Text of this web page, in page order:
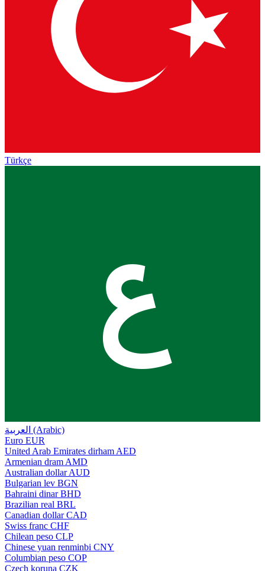
Türkçe
ع
العربية (Arabic)
Euro EUR
United Arab Emirates dirham AED
Armenian dram AMD
Australian dollar AUD
Bulgarian lev BGN
Bahraini dinar BHD
Brazilian real BRL
Canadian dollar CAD
Swiss franc CHF
Chilean peso CLP
Chinese yuan renminbi CNY
Columbian peso COP
Czech koruna CZK